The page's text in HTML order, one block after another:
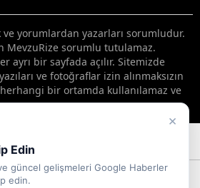
×
Edin
güncel gelişmeleri Google Haberler
edin.
ve yorumlardan yazarları sorumludur.
MevzuRize sorumlu tutulamaz.
ayrı bir sayfada açılır. Sitemizde
ve fotoğraflar izin alınmaksızın
bir ortamda kullanılamaz ve